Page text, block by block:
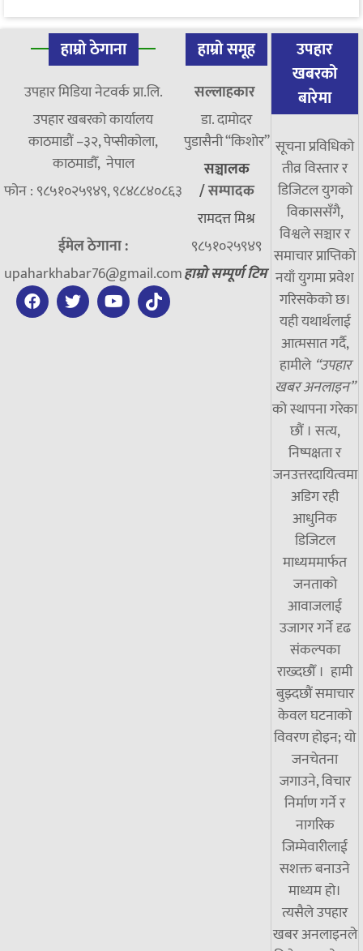
हाम्रो ठेगाना
उपहार मिडिया नेटवर्क प्रा.लि.
उपहार खबरको कार्यालय
काठमाडौं –३२, पेप्सीकोला,
काठमाडौँ, नेपाल
फोन : ९८५१०२५९४९, ९८४८८४०८६३
ईमेल ठेगाना :
upaharkhabar76@gmail.com
हाम्रो समूह
सल्लाहकार
डा. दामाेदर
पुडासैनी “किशाेर”
सञ्चालक
/सम्पादक
रामदत्त मिश्र
९८५१०२५९४९
हाम्रो सम्पूर्ण टिम
उपहार
खबरको
बारेमा
सूचना प्रविधिको
तीव्र विस्तार र
डिजिटल युगको
विकाससँगै,
विश्वले सञ्चार र
समाचार प्राप्तिको
नयाँ युगमा प्रवेश
गरिसकेको छ।
यही यथार्थलाई
आत्मसात गर्दै,
हामीले “उपहार
खबर अनलाइन”
को स्थापना गरेका
छौं । सत्य,
निष्पक्षता र
जनउत्तरदायित्वमा
अडिग रही
आधुनिक
डिजिटल
माध्यममार्फत
जनताको
आवाजलाई
उजागर गर्ने दृढ
संकल्पका
राख्दछौँ । हामी
बुझ्दछौं समाचार
केवल घटनाको
विवरण होइन; यो
जनचेतना
जगाउने, विचार
निर्माण गर्ने र
नागरिक
जिम्मेवारीलाई
सशक्त बनाउने
माध्यम हो।
त्यसैले उपहार
खबर अनलाइनले